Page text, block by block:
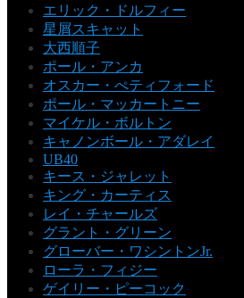
エリック・ドルフィー
星屑スキャット
大西順子
ポール・アンカ
オスカー・ぺティフォード
ポール・マッカートニー
マイケル・ボルトン
キャノンボール・アダレイ
UB40
キース・ジャレット
キング・カーティス
レイ・チャールズ
グラント・グリーン
グローバー・ワシントンJr.
ローラ・フィジー
ゲイリー・ピーコック